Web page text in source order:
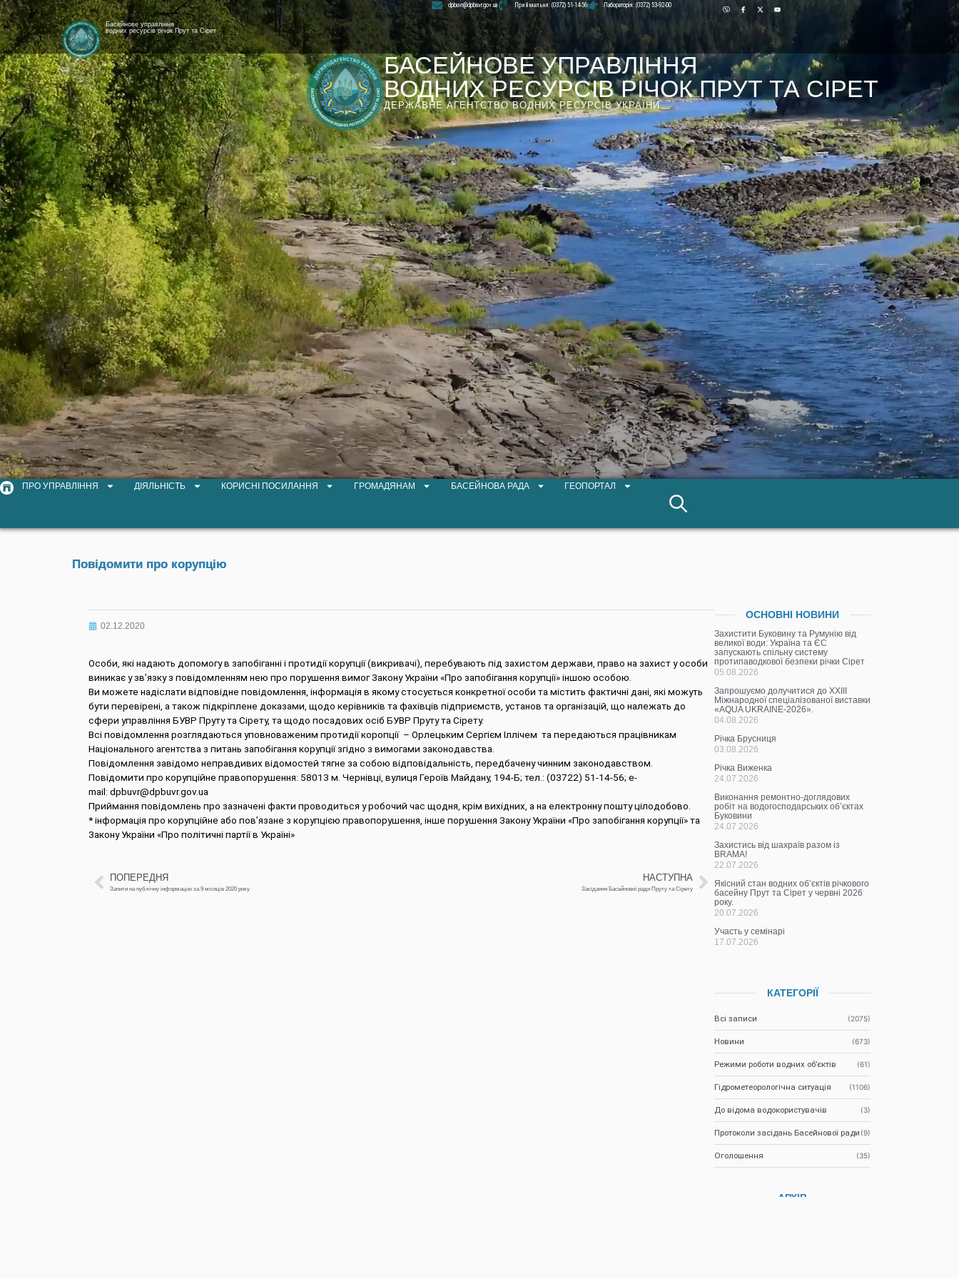
[newyear_garland]
Басейнове управління
водних ресурсів річок Прут та Сірет
Лабораторія: (0372) 53-92-00
dpbuvr@dpbuvr.gov.ua Приймальня: (0372) 51-14-56
БАСЕЙНОВЕ УПРАВЛІННЯ
ВОДНИХ РЕСУРСІВ РІЧОК ПРУТ ТА СІРЕТ
ДЕРЖАВНЕ АГЕНТСТВО ВОДНИХ РЕСУРСІВ УКРАЇНИ
ПРО УПРАВЛІННЯ ДІЯЛЬНІСТЬ КОРИСНІ ПОСИЛАННЯ ГРОМАДЯНАМ БАСЕЙНОВА РАДА ГЕОПОРТАЛ
Повідомити про корупцію
02.12.2020
Особи, які надають допомогу в запобіганні і протидії корупції (викривачі), перебувають під захистом держави, право на захист у особи
виникає у зв’язку з повідомленням нею про порушення вимог Закону України «Про запобігання корупції» іншою особою.
Ви можете надіслати відповідне повідомлення, інформація в якому стосується конкретної особи та містить фактичні дані, які можуть
бути перевірені, а також підкріплене доказами, щодо керівників та фахівців підприємств, установ та організацій, що належать до
сфери управління БУВР Пруту та Сірету, та щодо посадових осіб БУВР Пруту та Сірету.
Всі повідомлення розглядаються уповноваженим протидії коропції – Орлецьким Сергієм Іллічем та передаються працівникам
Національного агентства з питань запобігання корупції згідно з вимогами законодавства.
Повідомлення завідомо неправдивих відомостей тягне за собою відповідальність, передбачену чинним законодавством.
Повідомити про корупційне правопорушення: 58013 м. Чернівці, вулиця Героїв Майдану, 194-Б; тел.: (03722) 51-14-56; e-
mail: dpbuvr@dpbuvr.gov.ua
Приймання повідомлень про зазначені факти проводиться у робочий час щодня, крім вихідних, а на електронну пошту цілодобово.
* інформація про корупційне або пов’язане з корупцією правопорушення, інше порушення Закону України «Про запобігання корупції» та
Закону України «Про політичні партії в Україні»
ПОПЕРЕДНЯ
Запити на публічну інформацію за 9 місяців 2020 року
НАСТУПНА
Засідання Басейнової ради Пруту та Сірету
ОСНОВНІ НОВИНИ
Захистити Буковину та Румунію від
великої води: Україна та ЄС
запускають спільну систему
протипаводкової безпеки річки Сірет
05.08.2026
Запрошуємо долучитися до ХХІІІ
Міжнародної спеціалізованої виставки
«AQUA UKRAINE-2026».
04.08.2026
Річка Брусниця
03.08.2026
Річка Виженка
24.07.2026
Виконання ремонтно-доглядових
робіт на водогосподарських об’єктах
Буковини
24.07.2026
Захистись від шахраїв разом із
BRAMA!
22.07.2026
Якісний стан водних об’єктів річкового
басейну Прут та Сірет у червні 2026
року.
20.07.2026
Участь у семінарі
17.07.2026
КАТЕГОРІЇ
Всі записи (2075)
Новини (673)
Режими роботи водних об’єктів (61)
Гідрометеорологічна ситуація (1106)
До відома водокористувачів (3)
Протоколи засідань Басейнової ради (9)
Оголошення (35)
АРХІВ